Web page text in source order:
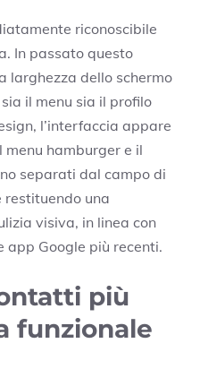
riconoscibile
In passato questo
larghezza dello schermo
il menu sia il profilo
l’interfaccia appare
hamburger e il
separati dal campo di
restituendo una
visiva, in linea con
Google più recenti.
più
funzionale